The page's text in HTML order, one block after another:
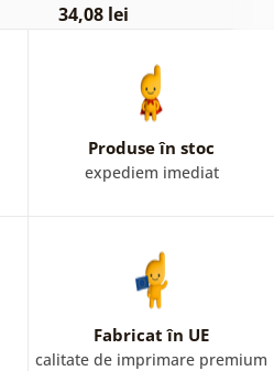
34,08 lei
Produse în stoc
expediem imediat
Fabricat în UE
calitate de imprimare premium